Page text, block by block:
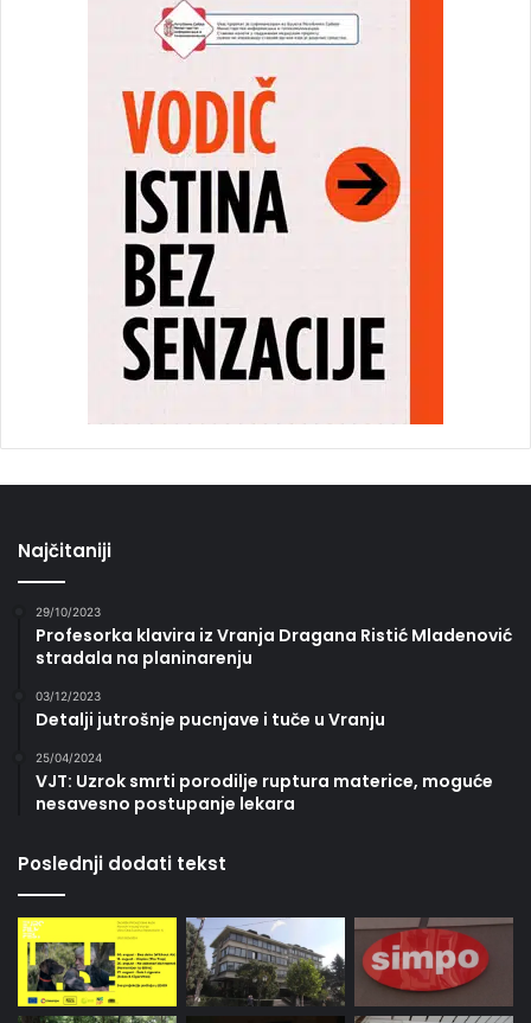
Najčitaniji
29/10/2023
Profesorka klavira iz Vranja Dragana Ristić Mladenović
stradala na planinarenju
03/12/2023
Detalji jutrošnje pucnjave i tuče u Vranju
25/04/2024
VJT: Uzrok smrti porodilje ruptura materice, moguće
nesavesno postupanje lekara
Poslednji dodati tekst